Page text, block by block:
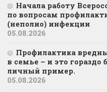
Начала работу
по вопросам
(неполио) инфекции
05.08.2026
Профилактика
в семье – и это гораздо
личный пример.
05.08.2026